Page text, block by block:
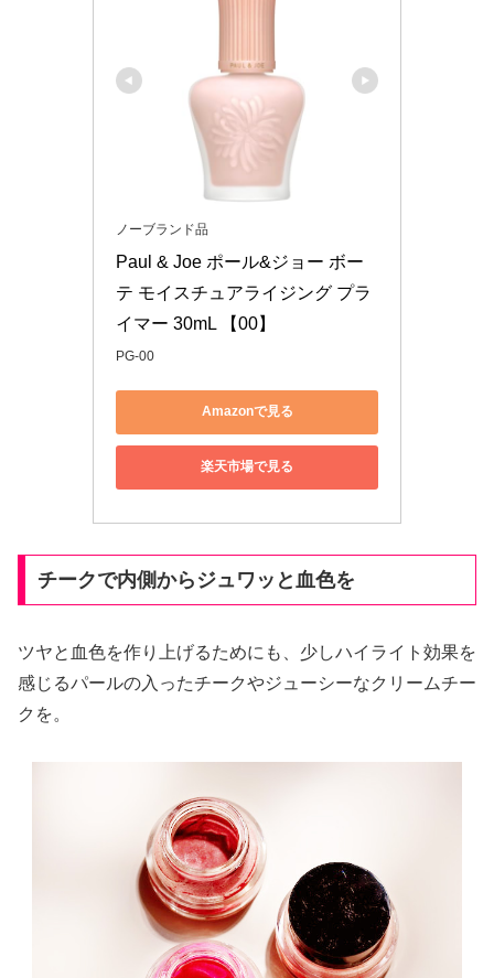
ノーブランド品
Paul & Joe ポール&ジョー ボー
テ モイスチュアライジング プラ
イマー 30mL 【00】
PG-00
Amazonで見る
楽天市場で見る
チークで内側からジュワッと血色を
ツヤと血色を作り上げるためにも、少しハイライト効果を
感じるパールの入ったチークやジューシーなクリームチー
クを。